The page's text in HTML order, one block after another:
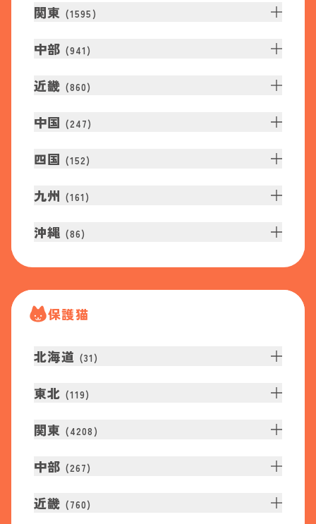
関東 (1595 )
中部 (941 )
近畿 (860)
中国 (247)
四国 (152)
九州 (161 )
沖縄 (86)
保護猫
北海道 (31 )
東北 (119)
関東 (4208 )
中部 (267)
近畿 (760)